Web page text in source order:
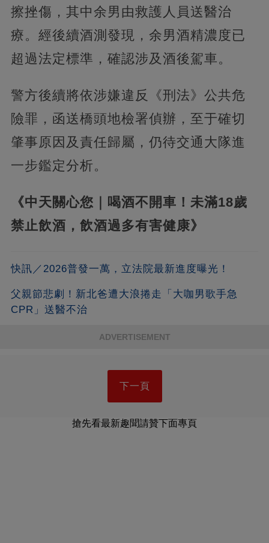
擦挫傷，其中余男由救護人員送醫治
療。經後續酒測發現，余男酒精濃度已
超過法定標準，確認涉及酒後駕車。
警方後續將依涉嫌違反《刑法》公共危
險罪，函送橋頭地檢署偵辦，至于確切
肇事原因及責任歸屬，仍待交通大隊進
一步鑑定分析。
《中天關心您｜喝酒不開車！未滿18歲
禁止飲酒，飲酒過多有害健康》
快訊／2026普發一萬，立法院最新進度曝光！
父親節悲劇！新北爸遭大浪捲走「大咖男歌手急
CPR」送醫不治
ADVERTISEMENT
下一頁
搶先看最新趣聞請贊下面專頁